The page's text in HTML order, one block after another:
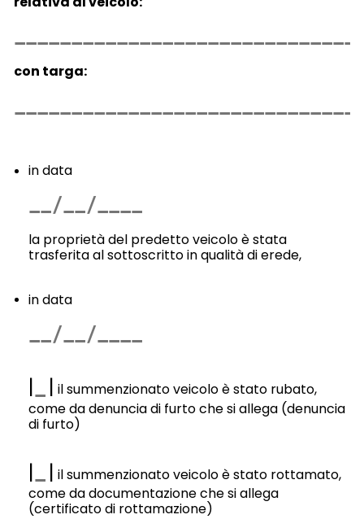
con targa:
in data
la proprietà del predetto veicolo è stata
trasferita al sottoscritto in qualità di erede,
in data
| | il summenzionato veicolo è stato rubato,
come da denuncia di furto che si allega (denuncia
di furto)
| | il summenzionato veicolo è stato rottamato,
come da documentazione che si allega
(certificato di rottamazione)